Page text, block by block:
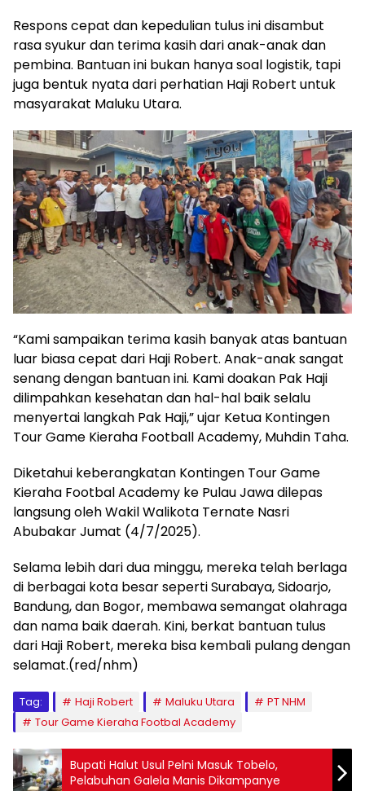
Respons cepat dan kepedulian tulus ini disambut
rasa syukur dan terima kasih dari anak-anak dan
pembina. Bantuan ini bukan hanya soal logistik, tapi
juga bentuk nyata dari perhatian Haji Robert untuk
masyarakat Maluku Utara.
“Kami sampaikan terima kasih banyak atas bantuan
luar biasa cepat dari Haji Robert. Anak-anak sangat
senang dengan bantuan ini. Kami doakan Pak Haji
dilimpahkan kesehatan dan hal-hal baik selalu
menyertai langkah Pak Haji,” ujar Ketua Kontingen
Tour Game Kieraha Football Academy, Muhdin Taha.
Diketahui keberangkatan Kontingen Tour Game
Kieraha Footbal Academy ke Pulau Jawa dilepas
langsung oleh Wakil Walikota Ternate Nasri
Abubakar Jumat (4/7/2025).
Selama lebih dari dua minggu, mereka telah berlaga
di berbagai kota besar seperti Surabaya, Sidoarjo,
Bandung, dan Bogor, membawa semangat olahraga
dan nama baik daerah. Kini, berkat bantuan tulus
dari Haji Robert, mereka bisa kembali pulang dengan
selamat.(red/nhm)
Tag: Haji Robert Maluku Utara
PT NHM
Tour Game Kieraha Footbal Academy
Bupati Halut Usul Pelni Masuk Tobelo,
Pelabuhan Galela Manis Dikampanye